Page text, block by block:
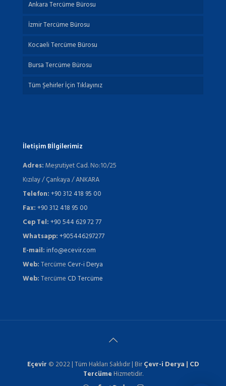
Ankara Tercüme Bürosu
İzmir Tercüme Bürosu
Kocaeli Tercüme Bürosu
Bursa Tercüme Bürosu
Tüm Şehirler İçin Tıklayınız
İletişim Bİlgilerimiz
Adres:Meşrutiyet Cad. No:10/25
Kızılay / Çankaya / ANKARA
Telefon:+90 312 418 95 00
Fax:+90 312 418 95 00
Cep Tel:+90 544 629 72 77
Whatsapp:+905446297277
E-mail:info@ecevir.com
Web:Tercüme Cevr-i Derya
Web:Tercüme CD Tercüme
Eçevir © 2022 | Tüm Hakları Saklıdır | BirÇevr-i Derya | CD
Tercüme Hizmetidir.